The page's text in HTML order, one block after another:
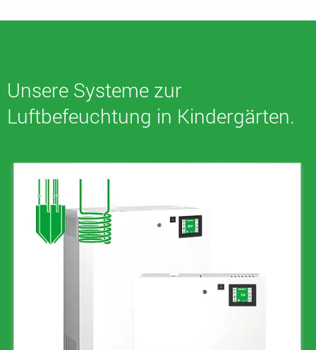
Unsere Systeme zur
Luftbefeuchtung in Kindergärten.